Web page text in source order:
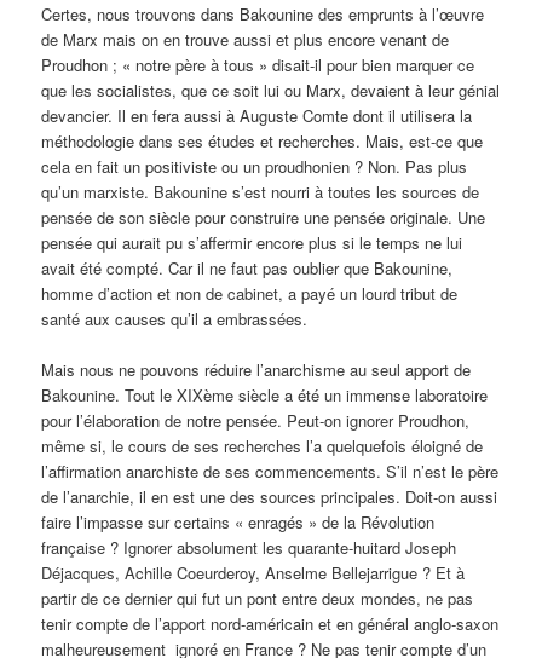
Certes, nous trouvons dans Bakounine des emprunts à l’œuvre
de Marx mais on en trouve aussi et plus encore venant de
Proudhon ; « notre père à tous » disait-il pour bien marquer ce
que les socialistes, que ce soit lui ou Marx, devaient à leur génial
devancier. Il en fera aussi à Auguste Comte dont il utilisera la
méthodologie dans ses études et recherches. Mais, est-ce que
cela en fait un positiviste ou un proudhonien ? Non. Pas plus
qu’un marxiste. Bakounine s’est nourri à toutes les sources de
pensée de son siècle pour construire une pensée originale. Une
pensée qui aurait pu s’affermir encore plus si le temps ne lui
avait été compté. Car il ne faut pas oublier que Bakounine,
homme d’action et non de cabinet, a payé un lourd tribut de
santé aux causes qu’il a embrassées.
Mais nous ne pouvons réduire l’anarchisme au seul apport de
Bakounine. Tout le XIXème siècle a été un immense laboratoire
pour l’élaboration de notre pensée. Peut-on ignorer Proudhon,
même si, le cours de ses recherches l’a quelquefois éloigné de
l’affirmation anarchiste de ses commencements. S’il n’est le père
de l’anarchie, il en est une des sources principales. Doit-on aussi
faire l’impasse sur certains « enragés » de la Révolution
française ? Ignorer absolument les quarante-huitard Joseph
Déjacques, Achille Coeurderoy, Anselme Bellejarrigue ? Et à
partir de ce dernier qui fut un pont entre deux mondes, ne pas
tenir compte de l’apport nord-américain et en général anglo-saxon
malheureusement ignoré en France ? Ne pas tenir compte d’un